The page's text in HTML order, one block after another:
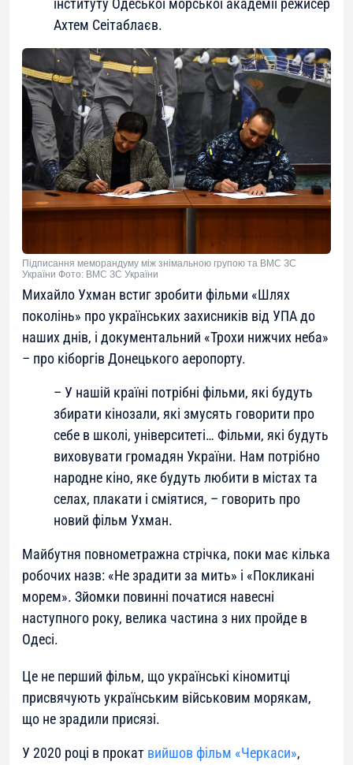
Ахтем Сеітаблаєв.
Підписання меморандуму між знімальною групою та ВМС ЗС
України Фото: ВМС ЗС України
Михайло Ухман встиг зробити фільми «Шлях
поколінь» про українських захисників від УПА до
наших днів, і документальний «Трохи нижчих неба»
– про кіборгів Донецького аеропорту.
– У нашій країні потрібні фільми, які будуть
збирати кінозали, які змусять говорити про
себе в школі, університеті… Фільми, які будуть
виховувати громадян України. Нам потрібно
народне кіно, яке будуть любити в містах та
селах, плакати і сміятися, – говорить про
новий фільм Ухман.
Майбутня повнометражна стрічка, поки має кілька
робочих назв: «Не зрадити за мить» і «Покликані
морем». Зйомки повинні початися навесні
наступного року, велика частина з них пройде в
Одесі.
Це не перший фільм, що українські кіномитці
присвячують українським військовим морякам,
що не зрадили присязі.
У 2020 році в прокат вийшов фільм «Черкаси»,